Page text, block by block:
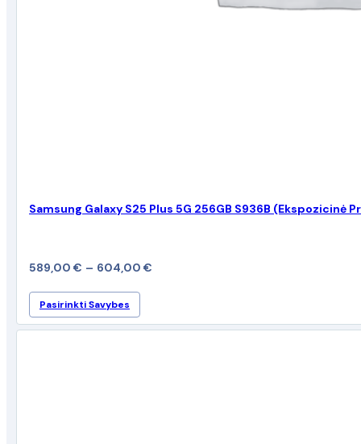
Samsung Galaxy S25 Plus 5G 256GB S936B (Ekspozicinė
589,00 € – 604,00 €
through
Pasirinkti Savybes
product